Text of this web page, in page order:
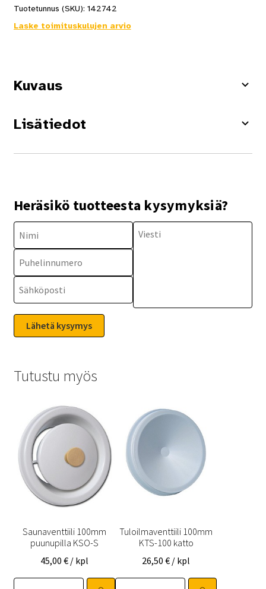
Tuotetunnus (SKU): 142742
Laske toimituskulujen arvio
Kuvaus
Lisätiedot
Heräsikö tuotteesta kysymyksiä?
Tutustu myös
Saunaventtiili 100mm
puunupilla KSO-S
45,00 € / kpl
Tuloilmaventtiili 100mm
KTS-100 katto
26,50€ / kpl